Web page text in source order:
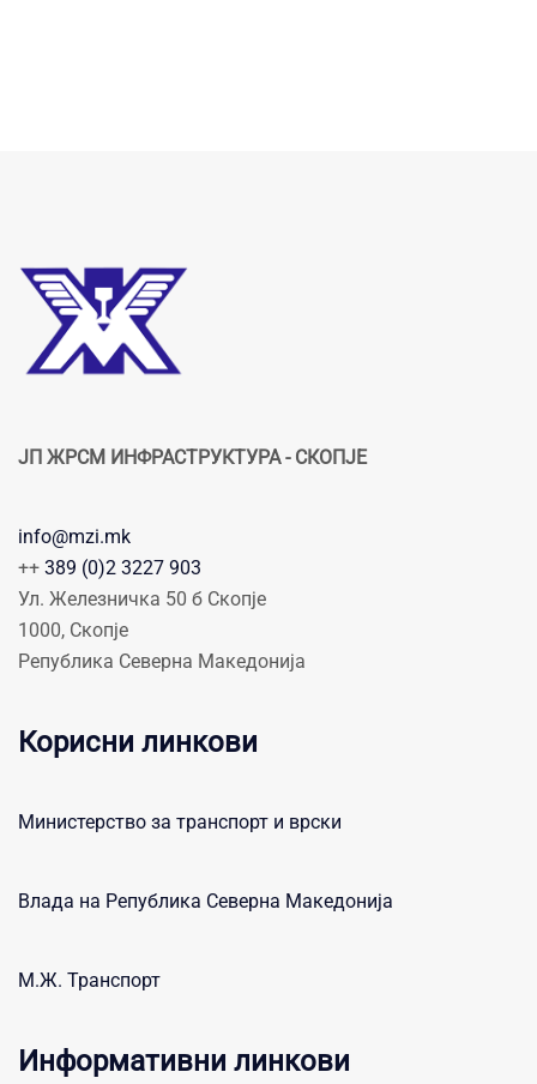
ЈП ЖРСМ ИНФРАСТРУКТУРА - СКОПЈЕ
info@mzi.mk
++ 389 (0)2 3227 903
Ул. Железничка 50 б Скопје
1000, Скопје
Република Северна Македонија
Корисни линкови
Министерство за транспорт и врски
Влада на Република Северна Македонија
М.Ж. Транспорт
Информативни линкови